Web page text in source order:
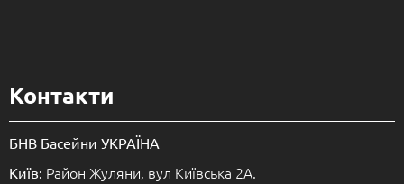
Контакти
БНВ Басейни УКРАЇНА
Київ: Район Жуляни, вул Київська 2А.